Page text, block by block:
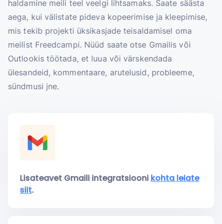
haldamine meili teel veelgi lihtsamaks. Saate säästa
aega, kui välistate pideva kopeerimise ja kleepimise,
mis tekib projekti üksikasjade teisaldamisel oma
meilist Freedcampi. Nüüd saate otse Gmailis või
Outlookis töötada, et luua või värskendada
ülesandeid, kommentaare, arutelusid, probleeme,
sündmusi jne.
Lisateavet Gmaili integratsiooni kohta leiate
siit.